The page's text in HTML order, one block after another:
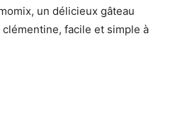
un délicieux gâteau
facile et simple à